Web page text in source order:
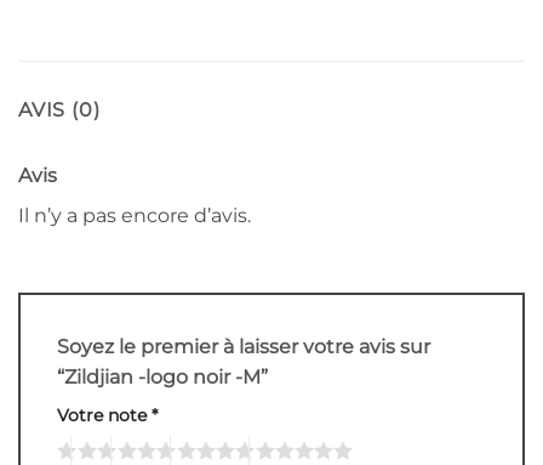
AVIS (0)
Avis
Il n’y a pas encore d’avis.
Soyez le premier à laisser votre avis sur
“Zildjian -logo noir -M”
Votre note*